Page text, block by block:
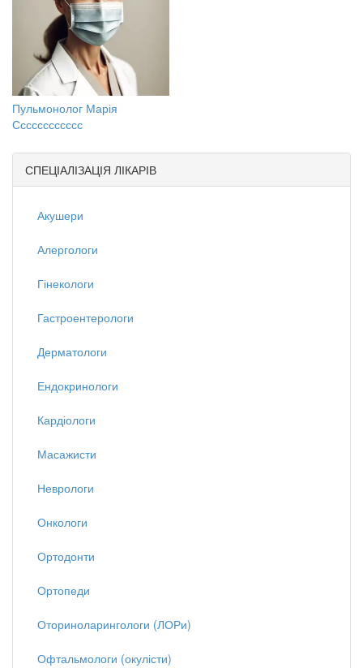
Пульмонолог Марія
Сссссссссссс
СПЕЦІАЛІЗАЦІЯ ЛІКАРІВ
Акушери
Алергологи
Гінекологи
Гастроентерологи
Дерматологи
Ендокринологи
Кардіологи
Масажисти
Неврологи
Онкологи
Ортодонти
Ортопеди
Оториноларингологи (ЛОРи)
Офтальмологи (окулісти)